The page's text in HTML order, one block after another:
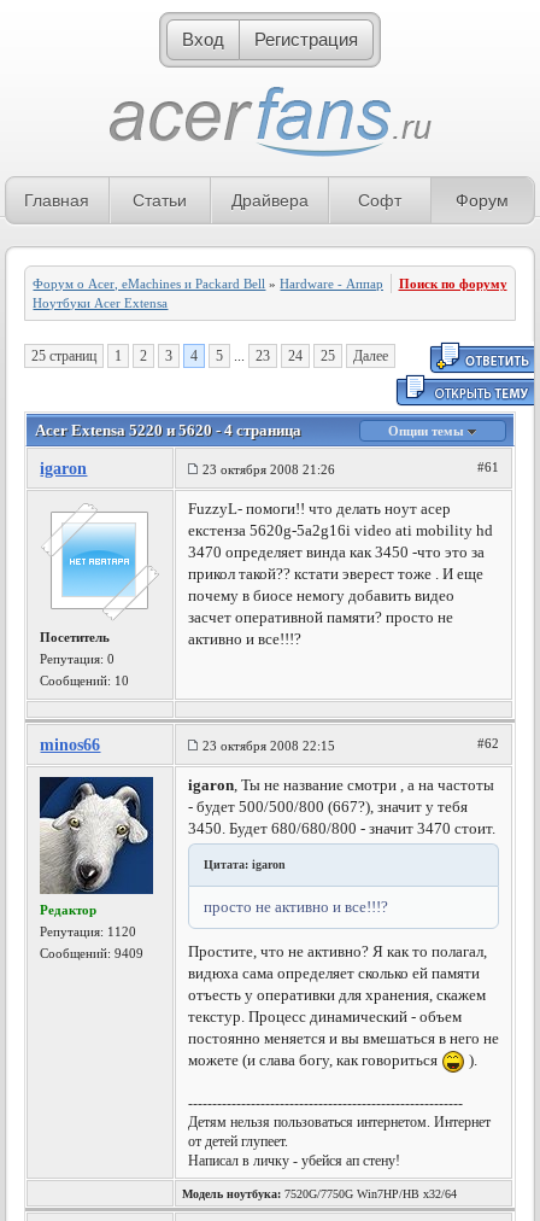
Вход Регистрация
Главная Статьи Драйвера Софт Форум
Форум о Acer, eMachines и Packard Bell »Hardware - Аппаратное обеспечение»
Ноутбуки Acer Extensa
Поиск по форуму
25 страниц 1 2 3 4 5 ... 23 24 25 Далее
Acer Extensa 5220 и 5620 - 4 страница Опции темы
igaron 23 октября 2008 21:26 #61
Посетитель
Репутация:0
Сообщений: 10
FuzzyL- помоги!! что делать ноут асер
екстенза 5620g-5a2g16i video ati mobility hd
3470 определяет винда как 3450 -что это за
прикол такой?? кстати эверест тоже . И еще
почему в биосе немогу добавить видео
засчет оперативной памяти? просто не
активно и все!!!?
minos66 23 октября 2008 22:15 #62
Редактор
Репутация: 1120
Сообщений: 9409
igaron, Ты не название смотри , а на частоты
- будет 500/500/800 (667?), значит у тебя
3450. Будет 680/680/800 - значит 3470 стоит.
Цитата: igaron
просто не активно и все!!!?
Простите, что не активно? Я как то полагал,
видюха сама определяет сколько ей памяти
отъесть у оперативки для хранения, скажем
текстур. Процесс динамический - объем
постоянно меняется и вы вмешаться в него не
можете (и слава богу, как говориться
).
---------------------------------------------------------
Детям нельзя пользоваться интернетом. Интернет
от детей глупеет.
Написал в личку - убейся ап стену!
Модель ноутбука: 7520G/7750G Win7HP/HB x32/64